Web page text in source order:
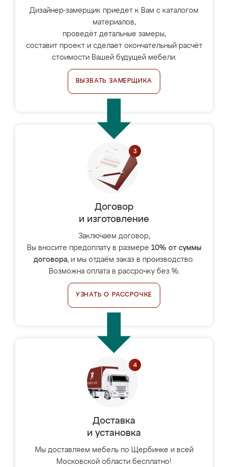
Дизайнер-замерщик приедет к Вам с каталогом
материалов,
проведёт детальные замеры,
составит проект и сделает окончательный расчёт
стоимости Вашей будущей мебели.
ВЫЗВАТЬ ЗАМЕРЩИКА
Договор
и изготовление
Заключаем договор,
Вы вносите предоплату в размере 10% от суммы
договора, и мы отдаём заказ в производство.
Возможна оплата в рассрочку без %.
УЗНАТЬ О РАССРОЧКЕ
Доставка
и установка
Мы доставляем мебель по Щербинке и всей
Московской области бесплатно!